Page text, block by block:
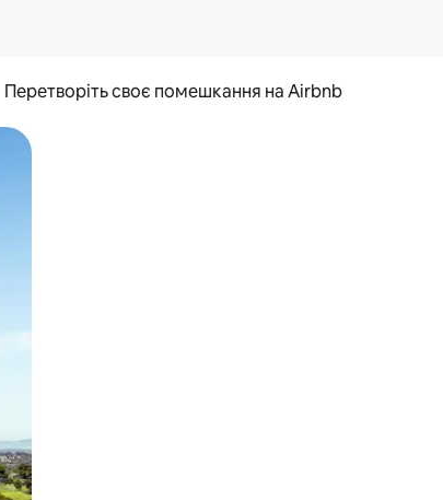
Перетворіть своє помешкання на Airbnb
та гортання.